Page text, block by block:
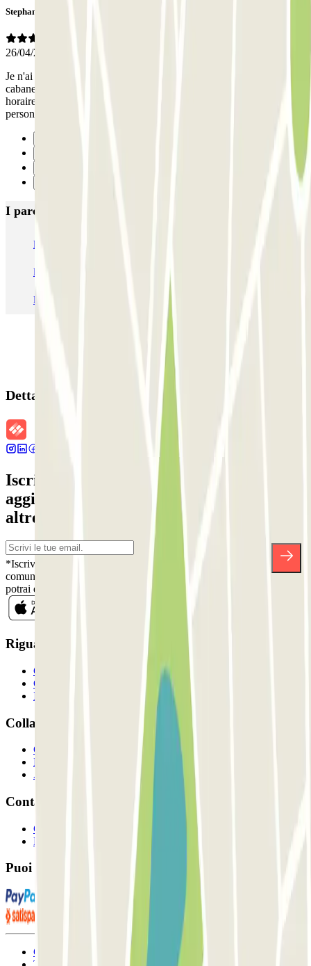
Stephanie
26/04/2024
Je n'ai mis qu'un avis intermédiaire car les pers présentes dans la
cabane étaient sympas. Par contre dès que vous êtes en dehors des
horaires de présence, il faut appeler dans un interphone, des
personnes pas très accueillantes avec une voix inentendable
I parcheggi
Parcheggio Venezia
Parcheggio Roma Parcheggio Milano
Parcheggio Malpensa Terminal 1
Dettagli della prenotazione
Iscriviti alla nostra Newsletter e rimani
aggiornato su sconti, concorsi e tante
altre sorprese.
*Iscrivendoti, accetti la nostra Informativa sulla Privacy per ricevere
comunicazioni commerciali da Parclick. Senza alcun impegno,
potrai disiscriverti quando vuoi direttamente dalla stessa newsletter.
Riguardo a Parclcik
Chi siamo
Come funziona?
I Nostri Parcheggi
Collaboriamo?
Collaboratori
Proprietari di parcheggio
Affiliati
Contatto
Contattaci
FAQ
Puoi utilizzare questi metodi di pagamento:
Condizioni contrattuali e di utilizzo